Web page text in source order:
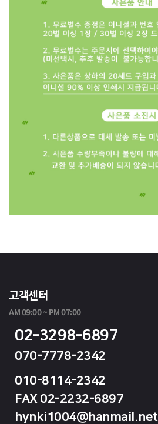
고객센터
AM 09:00 ~ PM 07:00
02-3298-6897
070-7778-2342
010-8114-2342
FAX 02-2232-6897
hynki1004@hanmail.net